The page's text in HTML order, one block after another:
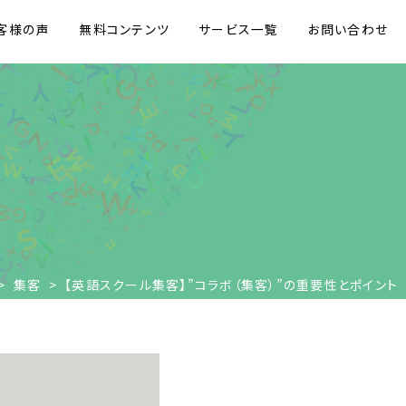
様の声 無料コンテンツ サービス一覧 お問い合わせ
集客 > 【英語スクール集客】”コラボ（集客）”の重要性とポイント